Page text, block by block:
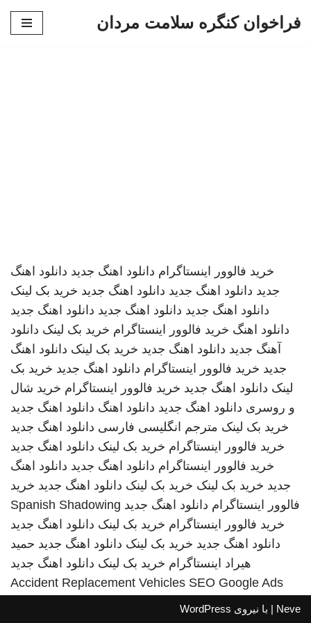
فراخوان کنگره سلامت مردان
خرید فالوور اینستاگرام دانلود اهنگ جدید دانلود اهنگ
جدید دانلود اهنگ جدید دانلود اهنگ جدید خرید بک لینک
دانلود اهنگ جدید دانلود اهنگ جدید دانلود اهنگ جدید
دانلود اهنگ خرید فالوور اینستاگرام خرید بک لینک دانلود
آهنگ جدید دانلود اهنگ جدید خرید بک لینک دانلود اهنگ
جدید خرید فالوور اینستاگرام دانلود اهنگ جدید خرید بک
لینک دانلود اهنگ جدید خرید فالوور اینستاگرام خرید شال
و روسری دانلود اهنگ جدید دانلود اهنگ دانلود اهنگ جدید
خرید بک لینک مترجم انگلیسی فارسی دانلود اهنگ جدید
خرید فالوور اینستاگرام خرید بک لینک دانلود اهنگ جدید
خرید فالوور اینستاگرام دانلود اهنگ جدید دانلود اهنگ
جدید خرید بک لینک خرید بک لینک دانلود اهنگ جدید خرید
فالوور اینستاگرام دانلود اهنگ جدید Spanish Shadowing
خرید فالوور اینستاگرام خرید بک لینک دانلود اهنگ جدید
دانلود اهنگ جدید خرید بک لینک دانلود اهنگ جدید حمید
هیراد اینستاگرام خرید بک لینک دانلود اهنگ جدید
Accident Replacement Vehicles SEO Google Ads
Neve | با نیروی WordPress